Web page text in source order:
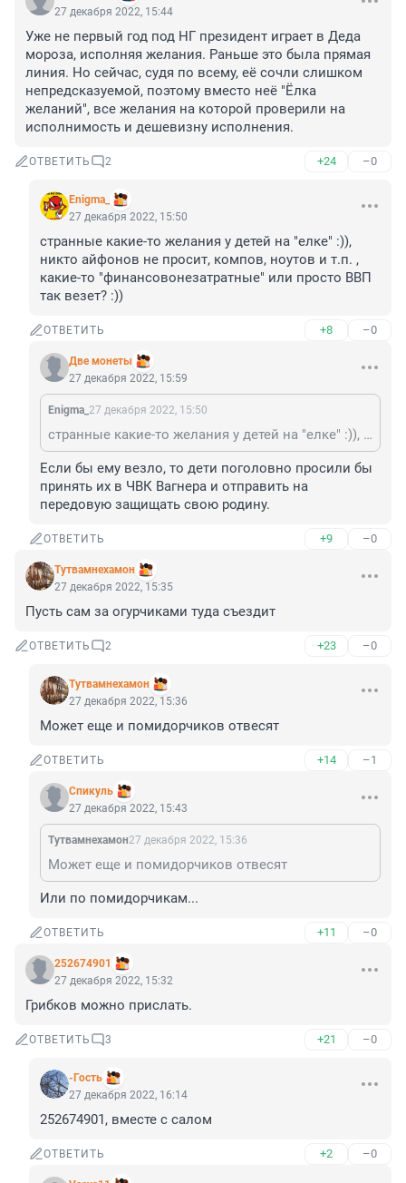
27 декабря 2022, 15:44
Уже не первый год под НГ президент играет в Деда
мороза, исполняя желания. Раньше это была прямая
линия. Но сейчас, судя по всему, её сочли слишком
непредсказуемой, поэтому вместо неё "Ёлка
желаний", все желания на которой проверили на
исполнимость и дешевизну исполнения.
ОТВЕТИТЬ 2 +24 –0
Enigma_
27 декабря 2022, 15:50
странные какие-то желания у детей на "елке" :)),
никто айфонов не просит, компов, ноутов и т.п. ,
какие-то "финансовонезатратные" или просто ВВП
так везет? :))
ОТВЕТИТЬ +8 –0
Две монеты
27 декабря 2022, 15:59
Enigma_ 27 декабря 2022, 15:50
странные какие-то желания у детей на "елке" :)), никто айфонов не просит, компов, ноутов и т.п. , какие-то "финансовонезатратные" или просто ВВП так везет? :))
Если бы ему везло, то дети поголовно просили бы
принять их в ЧВК Вагнера и отправить на
передовую защищать свою родину.
ОТВЕТИТЬ +9 –0
Тутвамнеxамoн
27 декабря 2022, 15:35
Пусть сам за огурчиками туда съездит
ОТВЕТИТЬ 2 +23 –0
Тутвамнеxамoн
27 декабря 2022, 15:36
Может еще и помидорчиков отвесят
ОТВЕТИТЬ +14 –1
Спикуль
27 декабря 2022, 15:43
Тутвамнеxамoн27 декабря 2022, 15:36
Может еще и помидорчиков отвесят
Или по помидорчикам...
ОТВЕТИТЬ +11 –0
252674901
27 декабря 2022, 15:32
Грибков можно прислать.
ОТВЕТИТЬ 3 +21 –0
-Гость
27 декабря 2022, 16:14
252674901, вместе с салом
ОТВЕТИТЬ +2 –0